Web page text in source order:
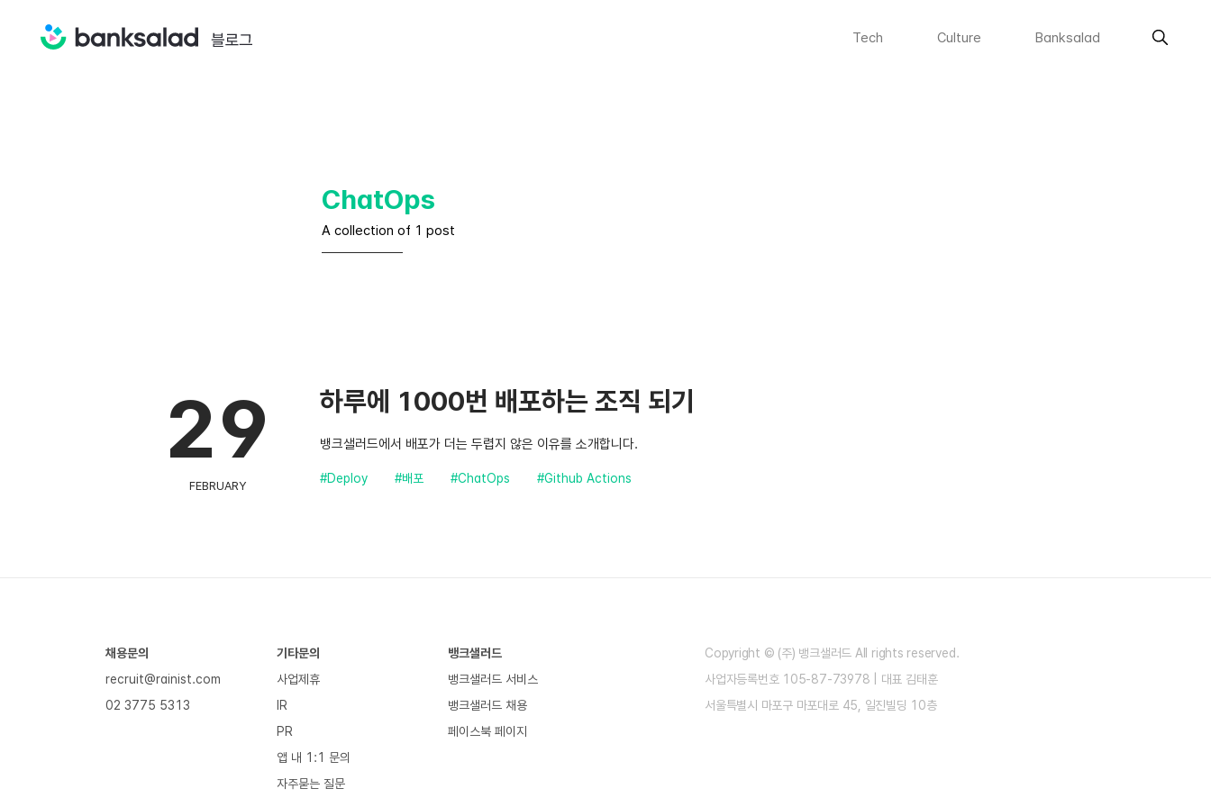
Tech Culture Banksalad
ChatOps
A collection of 1 post
29
FEBRUARY
하루에 1000번 배포하는 조직 되기
뱅크샐러드에서 배포가 더는 두렵지 않은 이유를 소개합니다.
#Deploy #배포 #ChatOps #Github Actions
채용문의
recruit@rainist.com
02 3775 5313
기타문의
사업제휴
IR
PR
앱 내 1:1 문의
자주묻는 질문
뱅크샐러드
뱅크샐러드 서비스
뱅크샐러드 채용
페이스북 페이지
Copyright © (주) 뱅크샐러드 All rights reserved.
사업자등록번호 105-87-73978
대표 김태훈
서울특별시 마포구 마포대로 45, 일진빌딩 10층